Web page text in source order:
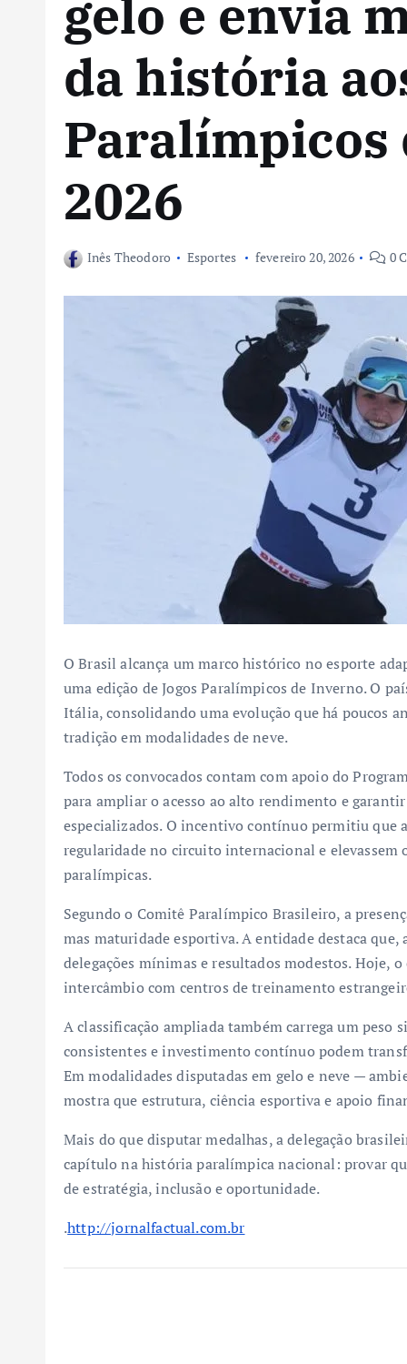
gelo e envia
da história
Paralímpicos
2026
Inês Theodoro Esportes fevereiro 20, 2026 0
O Brasil alcança um marco histórico no esporte
uma edição de Jogos Paralímpicos de Inverno. O
Itália, consolidando uma evolução que há poucos
tradição em modalidades de neve.
Todos os convocados contam com apoio do
para ampliar o acesso ao alto rendimento e
especializados. O incentivo contínuo permitiu que
regularidade no circuito internacional e elevassem
paralímpicas.
Segundo o Comitê Paralímpico Brasileiro, a
mas maturidade esportiva. A entidade destaca
delegações mínimas e resultados modestos. Hoje,
intercâmbio com centros de treinamento
A classificação ampliada também carrega um
consistentes e investimento contínuo podem
Em modalidades disputadas em gelo e neve —
mostra que estrutura, ciência esportiva e apoio
Mais do que disputar medalhas, a delegação
capítulo na história paralímpica nacional: provar
de estratégia, inclusão e oportunidade.
.http://jornalfactual.com.br